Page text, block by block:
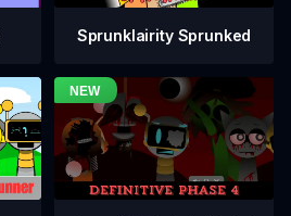
Sprunklairity Sprunked